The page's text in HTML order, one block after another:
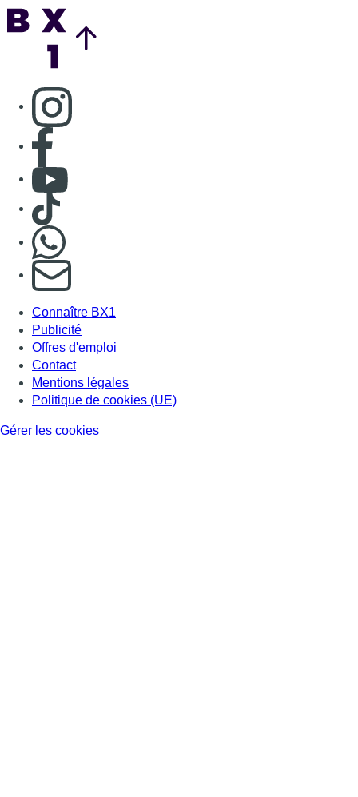
S'abonner à notre newsletter
Connaître BX1
Publicité
Offres d'emploi
Contact
Mentions légales
Politique de cookies (UE)
Gérer les cookies